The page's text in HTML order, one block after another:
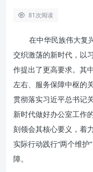
81次阅读
在中华民族伟大复
交织激荡的新时代，以
作提出了更高要求。其
左右、服务保障中枢的
贯彻落实习近平总书记
新时代做好办公室工作
刻领会其核心要义，着
实际行动践行“两个维
障。